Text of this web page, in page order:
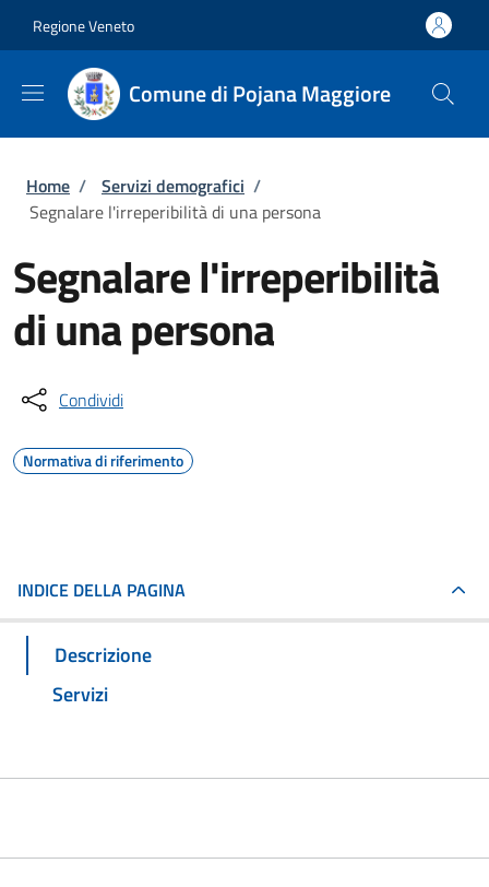
Regione Veneto
Comune di Pojana Maggiore
Briciole di pane
Home / Servizi demografici /
Segnalare l'irreperibilità di una persona
Segnalare l'irreperibilità
di una persona
Condividi
Normativa di riferimento
INDICE DELLA PAGINA
Descrizione
Servizi